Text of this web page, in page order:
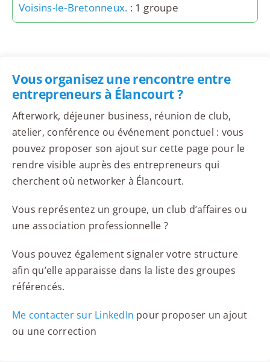
Voisins-le-Bretonneux. : 1 groupe
Vous organisez une rencontre entre
entrepreneurs à Élancourt ?
Afterwork, déjeuner business, réunion de club,
atelier, conférence ou événement ponctuel : vous
pouvez proposer son ajout sur cette page pour le
rendre visible auprès des entrepreneurs qui
cherchent où networker à Élancourt.
Vous représentez un groupe, un club d’affaires ou
une association professionnelle ?
Vous pouvez également signaler votre structure
afin qu’elle apparaisse dans la liste des groupes
référencés.
Me contacter sur LinkedIn pour proposer un ajout
ou une correction